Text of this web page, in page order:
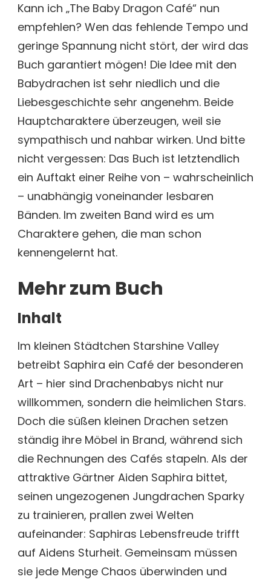
Kann ich „The Baby Dragon Café“ nun
empfehlen? Wen das fehlende Tempo und
geringe Spannung nicht stört, der wird das
Buch garantiert mögen! Die Idee mit den
Babydrachen ist sehr niedlich und die
Liebesgeschichte sehr angenehm. Beide
Hauptcharaktere überzeugen, weil sie
sympathisch und nahbar wirken. Und bitte
nicht vergessen: Das Buch ist letztendlich
ein Auftakt einer Reihe von – wahrscheinlich
– unabhängig voneinander lesbaren
Bänden. Im zweiten Band wird es um
Charaktere gehen, die man schon
kennengelernt hat.
Mehr zum Buch
Inhalt
Im kleinen Städtchen Starshine Valley
betreibt Saphira ein Café der besonderen
Art – hier sind Drachenbabys nicht nur
willkommen, sondern die heimlichen Stars.
Doch die süßen kleinen Drachen setzen
ständig ihre Möbel in Brand, während sich
die Rechnungen des Cafés stapeln. Als der
attraktive Gärtner Aiden Saphira bittet,
seinen ungezogenen Jungdrachen Sparky
zu trainieren, prallen zwei Welten
aufeinander: Saphiras Lebensfreude trifft
auf Aidens Sturheit. Gemeinsam müssen
sie jede Menge Chaos überwinden und